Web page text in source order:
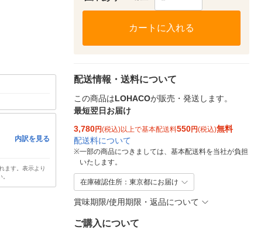
内訳を見る
ます。表示より
カートに入れる
配送情報・送料について
この商品はLOHACOが販売・発送します。
最短翌日お届け
3,780円(税込)以上で基本配送料550円(税込)無料
配送料について
※一部の商品につきましては、基本配送料を当社が負担
いたします。
在庫確認住所：東京都にお届け
賞味期限/使用期限・返品について
ご購入について